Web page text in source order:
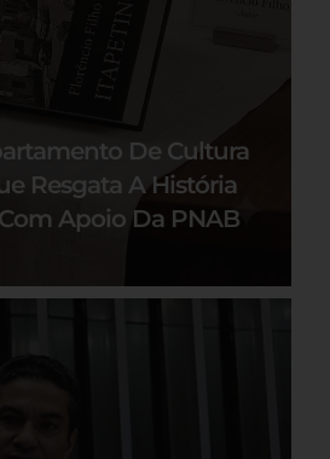
De Cultura
Resgata A História
Apoio Da PNAB